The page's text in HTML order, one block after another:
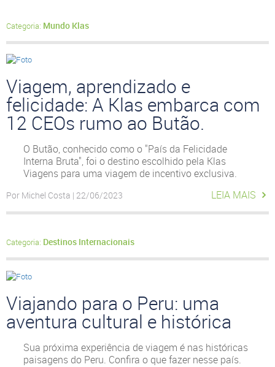
Categoria: Mundo Klas
Viagem, aprendizado e
felicidade: A Klas embarca com
12 CEOs rumo ao Butão.
O Butão, conhecido como o "País da Felicidade
Interna Bruta", foi o destino escolhido pela Klas
Viagens para uma viagem de incentivo exclusiva.
Por Michel Costa | 22/06/2023 LEIA MAIS
Categoria: Destinos Internacionais
Viajando para o Peru: uma
aventura cultural e histórica
Sua próxima experiência de viagem é nas históricas
paisagens do Peru. Confira o que fazer nesse país.